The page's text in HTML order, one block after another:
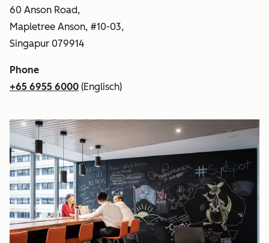
60 Anson Road,
Mapletree Anson, #10-03,
Singapur 079914
Phone
+65 6955 6000 (Englisch)